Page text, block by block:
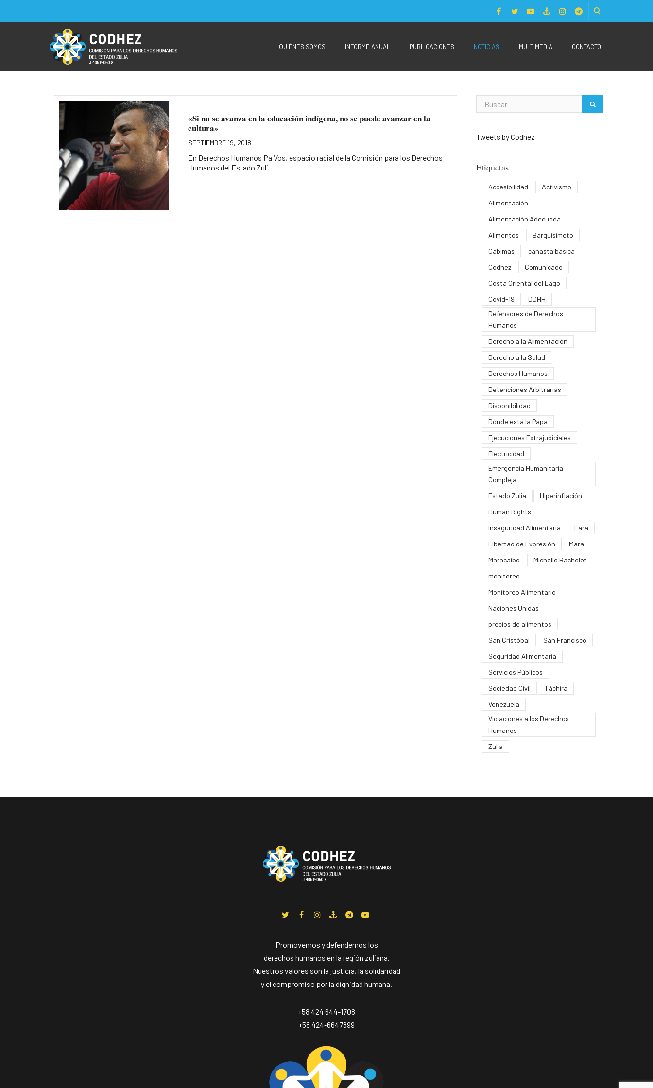
QUIÉNES SOMOS INFORME ANUAL PUBLICACIONES NOTICIAS MULTIMEDIA CONTACTO
«Si no se avanza en la educación indígena, no se puede avanzar en la
cultura»
SEPTIEMBRE 19, 2018
En Derechos Humanos Pa Vos, espacio radial de la Comisión para los Derechos
Humanos del Estado Zuli...
Tweets by Codhez
Etiquetas
Accesibilidad
Activismo
Alimentación
Alimentación Adecuada
Alimentos
Barquisimeto
Cabimas
canasta basica
Codhez
Comunicado
Costa Oriental del Lago
Covid-19
DDHH
Defensores de Derechos
Humanos
Derecho a la Alimentación
Derecho a la Salud
Derechos Humanos
Detenciones Arbitrarias
Disponibilidad
Dónde está la Papa
Ejecuciones Extrajudiciales
Electricidad
Emergencia Humanitaria
Compleja
Estado Zulia
Hiperinflación
Human Rights
Inseguridad Alimentaria
Lara
Libertad de Expresión
Mara
Maracaibo
Michelle Bachelet
monitoreo
Monitoreo Alimentario
Naciones Unidas
precios de alimentos
San Cristóbal
San Francisco
Seguridad Alimentaria
Servicios Públicos
Sociedad Civil
Táchira
Venezuela
Violaciones a los Derechos
Humanos
Zulia
Promovemos y defendemos los
derechos humanos en la región zuliana.
Nuestros valores son la justicia, la solidaridad
y el compromiso por la dignidad humana.
+58 424 644-1708
+58 424-6647899